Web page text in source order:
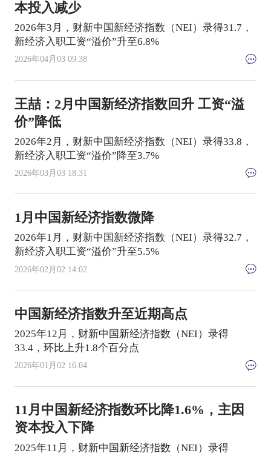
本投入减少
2026年3月，财新中国新经济指数（NEI）录得31.7，
新经济入职工资“溢价”升至6.8%
2026年04月03 09:38
王喆：2月中国新经济指数回升 工资“溢
价”降低
2026年2月，财新中国新经济指数（NEI）录得33.8，
新经济入职工资“溢价”降至3.7%
2026年03月03 18:31
1月中国新经济指数微降
2026年1月，财新中国新经济指数（NEI）录得32.7，
新经济入职工资“溢价”升至5.5%
2026年02月02 14:02
中国新经济指数升至近期高点
2025年12月，财新中国新经济指数（NEI）录得
33.4，环比上升1.8个百分点
2026年01月02 16:04
11月中国新经济指数环比降1.6%，主因
资本投入下降
2025年11月，财新中国新经济指数（NEI）录得